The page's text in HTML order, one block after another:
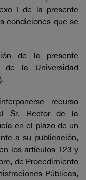
I de la presente
condiciones que se
de la presente
de la Universidad
recurso
Sr. Rector de la
en el plazo de un
a su publicación,
los artículos 123 y
de Procedimiento
Públicas,